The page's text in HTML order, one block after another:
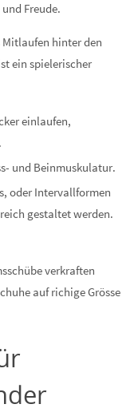
Freude.
hinter den
ein spielerischer
einlaufen,
und Beinmuskulatur.
oder Intervallformen
gestaltet werden.
verkraften
auf richige Grösse